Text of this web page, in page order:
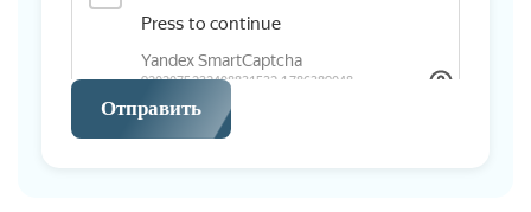
Отправить